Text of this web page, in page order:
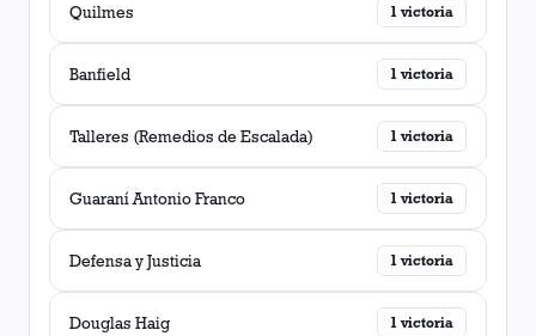
Quilmes 1 victoria
Banfield 1 victoria
Talleres (Remedios de Escalada) 1 victoria
Guaraní Antonio Franco 1 victoria
Defensa y Justicia 1 victoria
Douglas Haig 1 victoria